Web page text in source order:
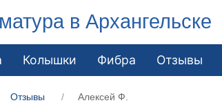
в Архангельске
Колышки Фибра Отзывы
Отзывы Алексей Ф.